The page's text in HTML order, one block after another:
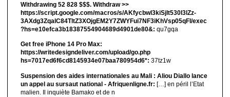
Withdrawing 52 828 $$$. Withdrаw >>
https://script.google.com/macros/s/AKfycbwl3kiSjlt530I3lZz-
3AXdg3ZqalC84TltZ3XOjgEM2Y7ZWYFui7NF3iKhVsp05qFl/exec
?hs=e10efca3b18387554904689d4901de80&: qu7gqa
Get free iPhone 14 Pro Max:
https://writedesigndeliver.com/upload/go.php
hs=7017ed6f6cd8145934e07baa780954d6*: 37tz1w
Suspension des aides internationales au Mali : Aliou Diallo lance
un appel au sursaut national - Afriquenligne.fr: […] en péril l’Etat
malien. Il inquiète Bamako et de n